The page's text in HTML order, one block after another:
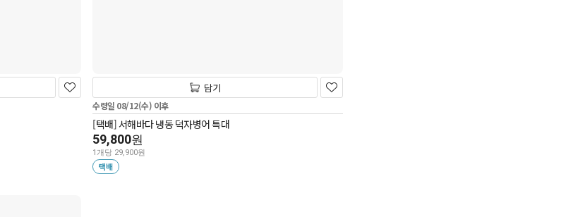
담기
수령일 08/12(수) 이후
[택배] 서해바다 냉동 덕자병어 특대
59,800원
1개당 29,900원
택배